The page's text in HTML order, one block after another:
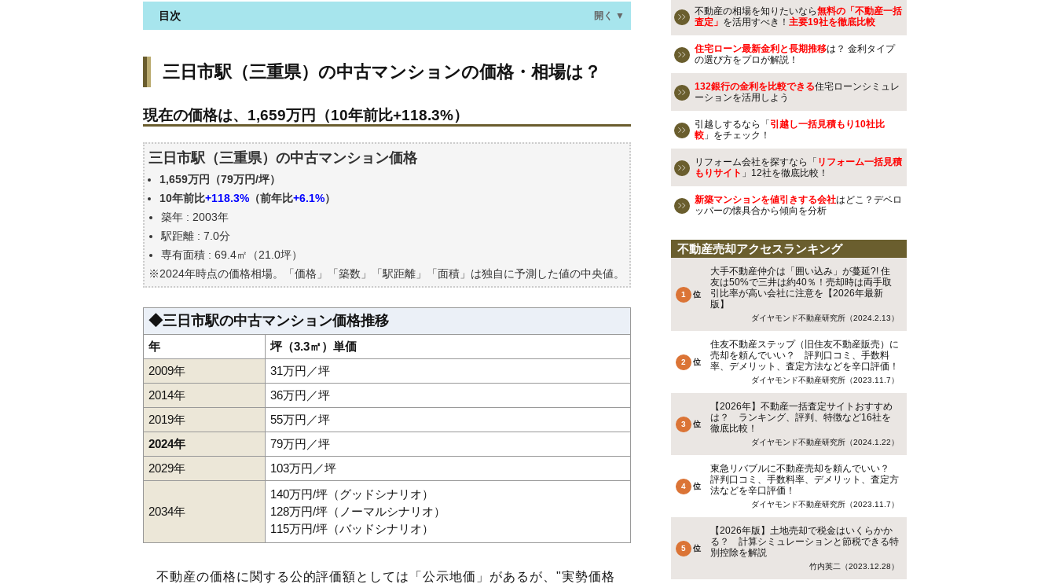
目次 開く ▼
現在の価格は、1,659万円（10年前比+118.3%）
駅からの徒歩距離で価格はどうなる？
築年数で価格はどうなる？
三日市駅(三重県)の中古マンションの過去の売買事例
公示地価はいくら
エリアの将来性を人口予想から検討しよう
自分の年収でいくらの不動産が買える？
三日市駅（三重県）の中古マンションの価格・相場は？
現在の価格は、1,659万円（10年前比+118.3%）
三日市駅（三重県）の中古マンション価格
1,659万円（79万円/坪）
10年前比+118.3% （前年比+6.1%）
築年 : 2003年
駅距離 : 7.0分
専有面積 : 69.4㎡（21.0坪）
※2024年時点の価格相場。「価格」「築数」「駅距離」「面積」は独自に予測した値の中央値。
◆三日市駅の中古マンション価格推移
年
坪（3.3㎡）単価
2009年
31万円／坪
2014年
36万円／坪
2019年
55万円／坪
2024年
79万円／坪
2029年
103万円／坪
2034年
140万円/坪（グッドシナリオ）
128万円/坪（ノーマルシナリオ）
115万円/坪（バッドシナリオ）
不動産の価格に関する公的評価額としては「公示地価」があるが、"実勢価格
不動産の相場を知りたいなら無料の「不動産一括
査定」 を活用すべき！ 主要19社を徹底比較
住宅ローン最新金利と長期推移は？ 金利タイプ
の選び方をプロが解説！
132銀行の金利を比較できる住宅ローンシミュレ
ーションを活用しよう
引越しするなら「 引越し一括見積もり10社比
較 」をチェック！
リフォーム会社を探すなら「 リフォーム一括見積
もりサイト 」12社を徹底比較！
新築マンションを値引きする会社はどこ？デベロ
ッパーの懐具合から傾向を分析
不動産売却アクセスランキング
大手不動産仲介は「囲い込み」が蔓延?! 住
友は50%で三井は約40％！売却時は両手取
引比率が高い会社に注意を【2026年最新
版】
ダイヤモンド不動産研究所（2024.2.13）
住友不動産ステップ（旧住友不動産販売）に
売却を頼んでいい？ 評判口コミ、手数料
率、デメリット、査定方法などを辛口評価！
ダイヤモンド不動産研究所（2023.11.7）
【2026年】不動産一括査定サイトおすすめ
は？ ランキング、評判、特徴など16社を
徹底比較！
ダイヤモンド不動産研究所（2024.1.22）
東急リバブルに不動産売却を頼んでいい？
評判口コミ、手数料率、デメリット、査定方
法などを辛口評価！
ダイヤモンド不動産研究所（2023.11.7）
【2026年版】土地売却で税金はいくらかか
る？ 計算シミュレーションと節税できる特
別控除を解説
竹内英二（2023.12.28）